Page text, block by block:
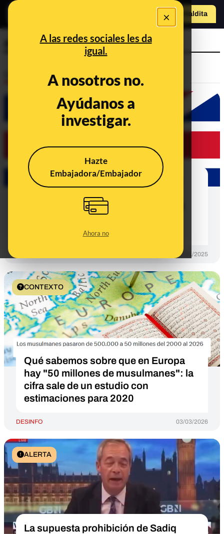
×
A las redes sociales les da
igual.
A nosotros no.
Ayúdanos a
investigar.
Hazte
Embajadora/Embajador
Ahora no
Hazte Maldito
a
alcaldes
CONTEXTO
Qué sabemos sobre la cadena que
musulmanes en ciudades de Reino
Unido y ayudas para personas
07/01/2025
CONTEXTO
Qué sabemos sobre que en Europa
hay "50 millones de musulmanes": la
cifra sale de un estudio con
estimaciones para 2020
DESINFO 03/03/2026
ALERTA
La supuesta prohibición de Sadiq